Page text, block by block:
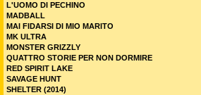
L'UOMO DI PECHINO
MADBALL
MAI FIDARSI DI MIO MARITO
MK ULTRA
MONSTER GRIZZLY
QUATTRO STORIE PER NON DORMIRE
RED SPIRIT LAKE
SAVAGE HUNT
SHELTER (2014)